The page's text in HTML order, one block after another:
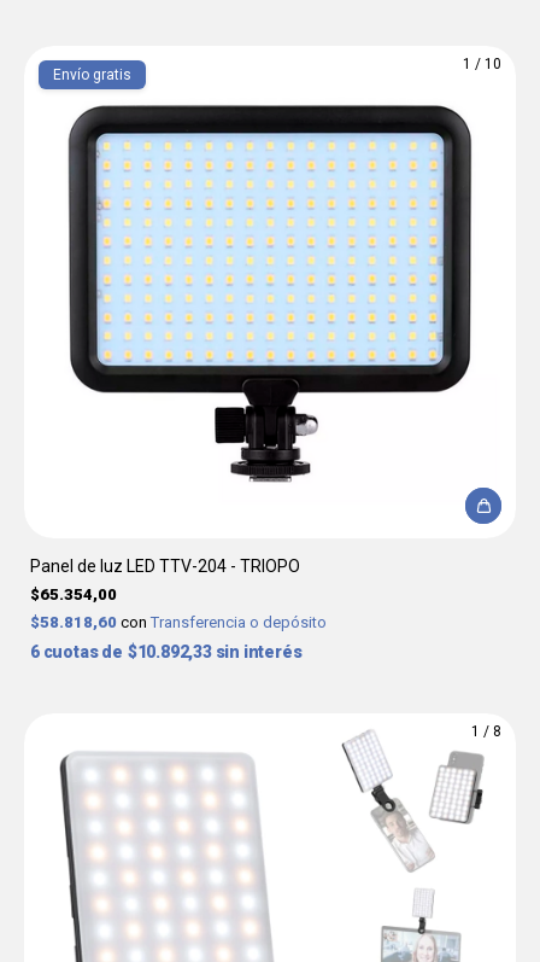
1 / 10
Envío gratis
Panel de luz LED TTV-204 - TRIOPO
$65.354,00
$58.818,60 con Transferencia o depósito
6 $10.892,33 sin interés
1 / 8